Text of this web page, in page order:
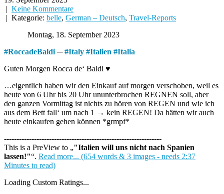
| Keine Kommentare
| Kategorie: belle, German – Deutsch, Travel-Reports
Montag, 18. September 2023
#RoccadeBaldi ─#Italy #Italien #Italia
Guten Morgen Rocca de‘ Baldi ♥
…eigentlich haben wir den Einkauf auf morgen verschoben, weil es
heute von 6 Uhr bis 20 Uhr ununterbrochen REGNEN soll, aber
den ganzen Vormittag ist nichts zu hören von REGEN und wie ich
aus dem Bett fall‘ um nach 1 → kein REGEN! Da hätten wir auch
heute einkaufen gehen können *grmpf*
---------------------------------------------------------------
This is a PreView to
"Italien will uns nicht nach Spanien
lassen!" . Read more... (654 words & 3 images - needs 2:37
Minutes to read)
Loading Custom Ratings...